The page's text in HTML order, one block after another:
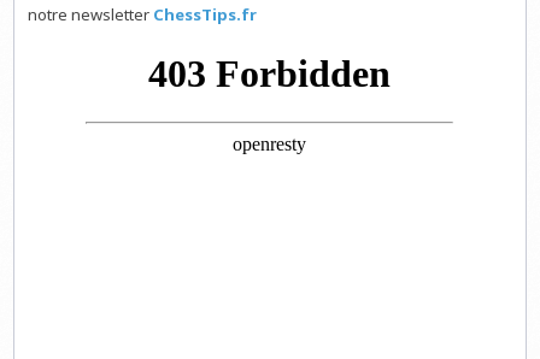
notre newsletter ChessTips.fr